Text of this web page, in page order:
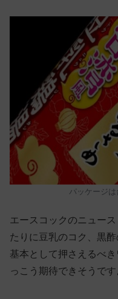
パッケージ
エースコックのニュー
たりに豆乳のコク、黒
基本として押さえるべ
っこう期待できそうです